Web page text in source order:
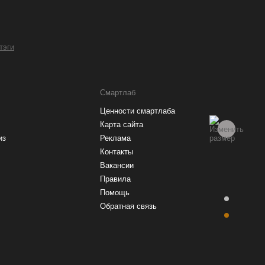
Смартлаб
Ценности смартлаба
Карта сайта
Реклама
Контакты
Вакансии
Правила
Помощь
Обратная связь